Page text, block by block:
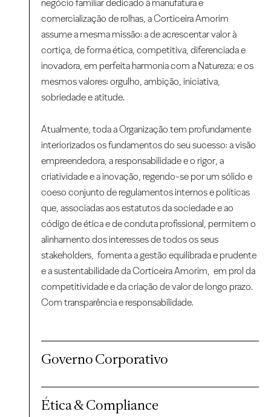
negócio familiar dedicado à manufatura e
comercialização de rolhas, a Corticeira Amorim
assume a mesma missão: a de acrescentar valor à
cortiça, de forma ética, competitiva, diferenciada e
inovadora, em perfeita harmonia com a Natureza; e os
mesmos valores: orgulho, ambição, iniciativa,
sobriedade e atitude.
Atualmente, toda a Organização tem profundamente
interiorizados os fundamentos do seu sucesso: a visão
empreendedora, a responsabilidade e o rigor, a
criatividade e a inovação, regendo-se por um sólido e
coeso conjunto de regulamentos internos e políticas
que, associadas aos estatutos da sociedade e ao
código de ética e de conduta profissional, permitem o
alinhamento dos interesses de todos os seus
stakeholders, fomenta a gestão equilibrada e prudente
e a sustentabilidade da Corticeira Amorim, em prol da
competitividade e da criação de valor de longo prazo.
Com transparência e responsabilidade.
Governo Corporativo
Ética & Compliance